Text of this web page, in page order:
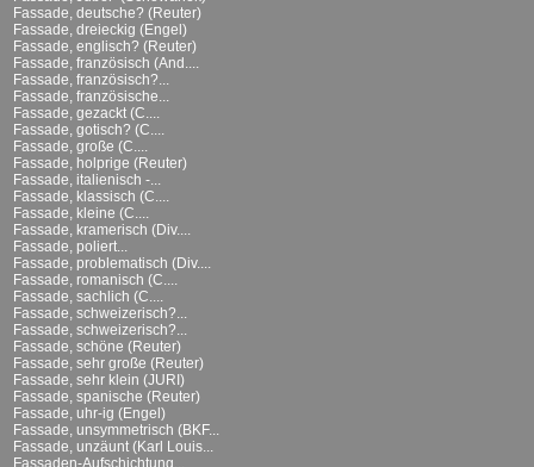
Fassade, deutsche? (Reuter)
Fassade, dreieckig (Engel)
Fassade, englisch? (Reuter)
Fassade, französisch (And....
Fassade, französisch?...
Fassade, französische...
Fassade, gezackt (C....
Fassade, gotisch? (C....
Fassade, große (C....
Fassade, holprige (Reuter)
Fassade, italienisch -...
Fassade, klassisch (C....
Fassade, kleine (C....
Fassade, kramerisch (Div....
Fassade, poliert...
Fassade, problematisch (Div....
Fassade, romanisch (C....
Fassade, sachlich (C....
Fassade, schweizerisch?...
Fassade, schweizerisch?...
Fassade, schöne (Reuter)
Fassade, sehr große (Reuter)
Fassade, sehr klein (JURI)
Fassade, spanische (Reuter)
Fassade, uhr-ig (Engel)
Fassade, unsymmetrisch (BKF...
Fassade, unzäunt (Karl Louis...
Fassaden-Aufschichtung...